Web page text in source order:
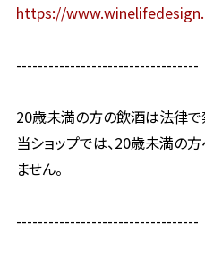
https://
----------------------------------
20歳未満の方の飲酒は法律で
当ショップでは、20歳未満の
ません。
----------------------------------